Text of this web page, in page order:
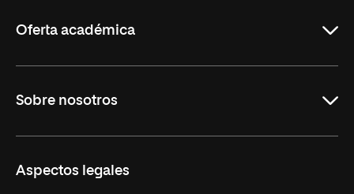
Oferta académica
Maestrías
Sobre nosotros
Trabaja en UNIR
Aspectos legales